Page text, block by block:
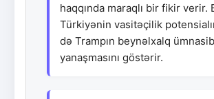
haqqında maraqlı bir fikir verir.
Türkiyənin vasitəçilik
də Trampın beynəlxalq
yanaşmasını göstərir.